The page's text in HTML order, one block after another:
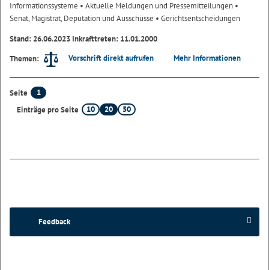
Informationssysteme • Aktuelle Meldungen und Pressemitteilungen •
Senat, Magistrat, Deputation und Ausschüsse • Gerichtsentscheidungen
Stand: 26.06.2023 Inkrafttreten: 11.01.2000
Themen:
Vorschrift direkt aufrufen Mehr Informationen
Seite
1
Einträge pro Seite
10 20 50
Feedback